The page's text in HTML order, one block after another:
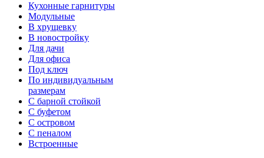
Кухонные гарнитуры
Модульные
В хрущевку
В новостройку
Для дачи
Для офиса
Под ключ
По индивидуальным
размерам
С барной стойкой
С буфетом
С островом
С пеналом
Встроенные